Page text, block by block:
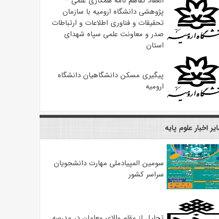
پژوهشی دانشگاه ارومیه با سازمان
تحقیقات و فناوری اطلاعات و ارتباطات
صدر و معاونت علمی سپاه شهدای
استان
پیگیری مسکن دانشگاهیان دانشگاه
ارومیه
اخبار علوم پایه
سومین المپیادملی مهارت دانشجویان
سراسر کشور